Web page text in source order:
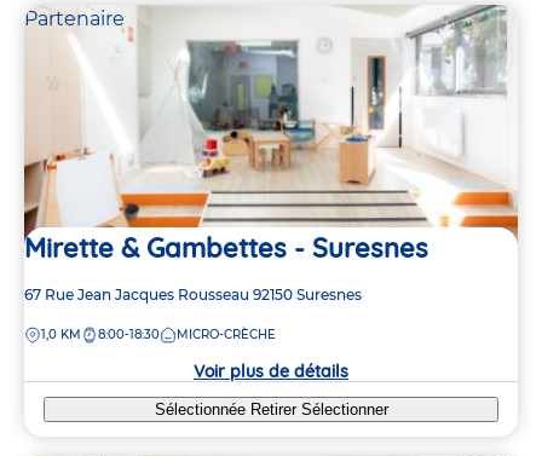
Partenaire
Mirette & Gambettes - Suresnes
Adresse
la
67 Rue Jean Jacques Rousseau 92150 Suresnes
DISTANCE
1,0 KM 8:00-18:30 MICRO-CRÈCHE
Voir plus de détails
Sélectionnée Retirer Sélectionner